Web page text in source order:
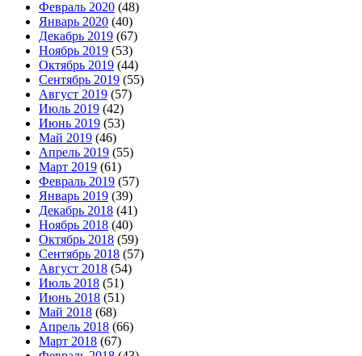
Февраль 2020 (48)
Январь 2020 (40)
Декабрь 2019 (67)
Ноябрь 2019 (53)
Октябрь 2019 (44)
Сентябрь 2019 (55)
Август 2019 (57)
Июль 2019 (42)
Июнь 2019 (53)
Май 2019 (46)
Апрель 2019 (55)
Март 2019 (61)
Февраль 2019 (57)
Январь 2019 (39)
Декабрь 2018 (41)
Ноябрь 2018 (40)
Октябрь 2018 (59)
Сентябрь 2018 (57)
Август 2018 (54)
Июль 2018 (51)
Июнь 2018 (51)
Май 2018 (68)
Апрель 2018 (66)
Март 2018 (67)